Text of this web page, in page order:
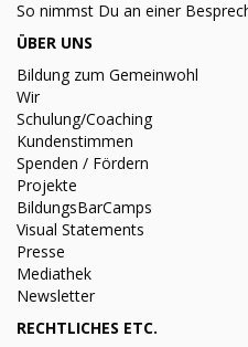
So nimmst Du an einer
ÜBER UNS
Bildung zum Gemeinwohl
Wir
Schulung/Coaching
Kundenstimmen
Spenden / Fördern
Projekte
BildungsBarCamps
Visual Statements
Presse
Mediathek
Newsletter
RECHTLICHES ETC.